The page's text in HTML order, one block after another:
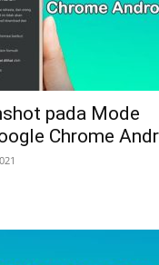
pada Mode
Chrome